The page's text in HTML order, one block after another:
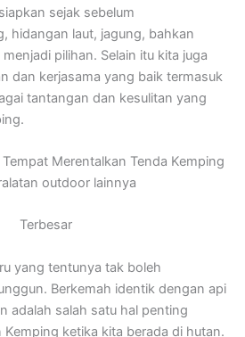
sejak sebelum
hidangan laut, jagung, bahkan
pilihan. Selain itu kita juga
dan kerjasama yang baik termasuk
tantangan dan kesulitan yang
Merentalkan Tenda Kemping
outdoor lainnya
Terbesar
yang tentunya tak boleh
Berkemah identik dengan api
adalah salah satu hal penting
ketika kita berada di hutan.